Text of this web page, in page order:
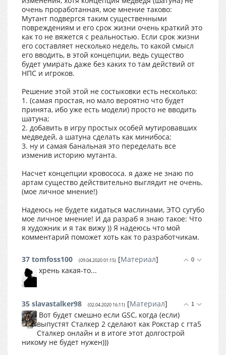
очень проработанная, мое мнение таково:
Мутант подвергся таким существенными
повреждениям и его срок жизни очень краткий это
как то не вяжется с реальностью. Если срок жизни
его составляет несколько недель, то какой смысл
его вводить, в этой концепции, ведь существо
будет умирать даже без каких то там действий от
НПС и игроков.
Решение этой этой не состыковки есть несколько:
1. (самая простая, но мало вероятно что будет
принята, ибо уже есть модели) просто не вводить
шатуна;
2. добавить в игру простых особей мутировавших
медведей, а шатуна сделать как минибоса;
3. ну и самая банальная это переделать все
изменив историю мутанта.
Насчет концепции кровососа. я даже не знаю по
артам существо действительно выглядит не очень.
(мое личное мнение!)
Надеюсь не будете кидаться маслинами, ЭТО сугубо
мое личное мнение! И да разраб я знаю такое: Что
я художник и я так вижу )) Я надеюсь что мой
комментарий поможет хоть как то разработчикам.
0
37 tomfoss100 (09.04.2020 01:15) [Материал]
хрень какая-то...
1
35 slavastalker98 (02.04.2020 16:11) [Материал]
Вот будет смешно если GSC, когда (если)
выпустят Сталкер 2 сделают как Рокстар с гта5
Сталкер онлайн и в итоге этот долгострой
никому не будет нужен)))